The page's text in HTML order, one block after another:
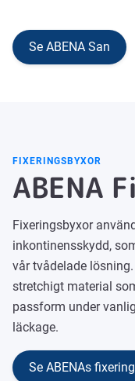
Se ABENA San
FIXERINGSBYXOR
ABENA
Fixeringsbyxor
inkontinensskydd,
vår tvådelade
stretchigt material
passform under
läckage.
Se ABENAs